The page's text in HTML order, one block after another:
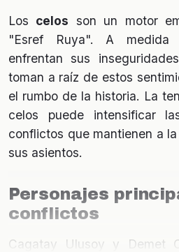
Los celos son un motor
"Esref Ruya". A medida
enfrentan sus
toman a raíz de estos
el rumbo de la historia. La
celos puede intensificar
conflictos que mantienen a
sus asientos.
Personajes
conflictos
Cagatay Ulusoy y Demet